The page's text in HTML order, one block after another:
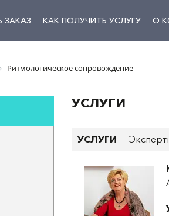
КАК ПОЛУЧИТЬ УСЛУГУ О
Ритмологическое сопровождение
УСЛУГИ
УСЛУГИ